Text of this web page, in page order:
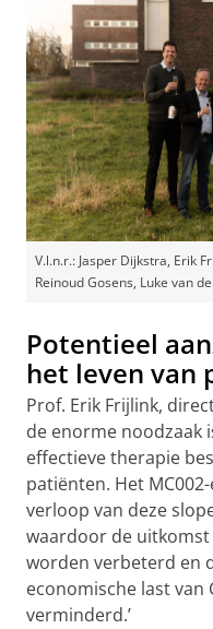
V.l.n.r.: Jasper Dijkstra, Erik
Reinoud Gosens, Luke van
Potentieel
het leven van
Prof. Erik Frijlink,
de enorme noodzaak
effectieve therapie
patiënten. Het
verloop van deze
waardoor de
worden verbeterd en
economische last van
verminderd.’